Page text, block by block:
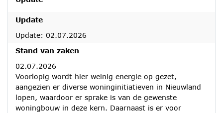
Update
Update: 02.07.2026
Stand van zaken
02.07.2026
Voorlopig wordt hier weinig energie op gezet,
aangezien er diverse woninginitiatieven in Nieuwland
lopen, waardoor er sprake is van de gewenste
woningbouw in deze kern. Daarnaast is er voor